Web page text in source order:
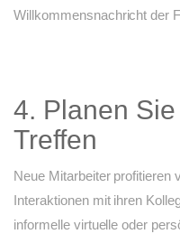
Willkommensnachricht der
4. Planen
Treffen
Neue Mitarbeiter profitieren
Interaktionen mit ihren
informelle virtuelle oder